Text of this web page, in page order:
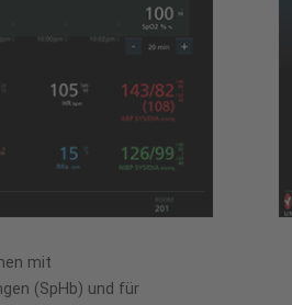
mit
(SpHb) und für